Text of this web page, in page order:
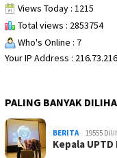
Views Today : 1215
Total views : 2853754
Who's Online : 7
Your IP Address :
PALING BANYAK
BERITA 19555
Kepala